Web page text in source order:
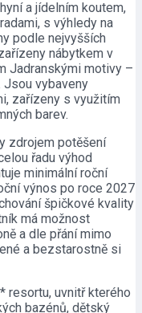
a jídelním koutem,
s výhledy na
podle nejvyšších
nábytkem v
Jadranskými motivy –
Jsou vybaveny
zařízeny s využitím
barev.
zdrojem potěšení
řadu výhod
minimální roční
výnos po roce 2027
špičkové kvality
má možnost
a dle přání mimo
a bezstarostně si
resortu, uvnitř kterého
bazénů, dětský